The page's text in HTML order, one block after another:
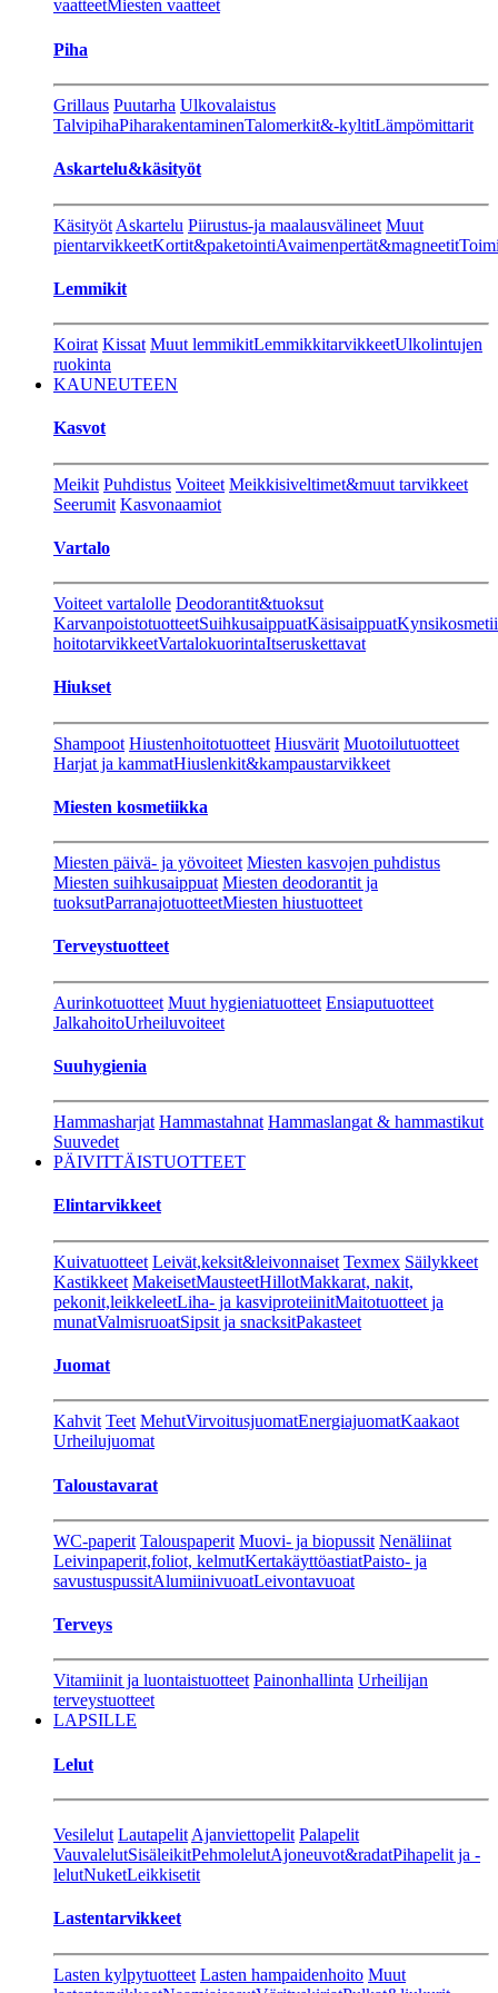
vaatteetMiesten vaatteet
Piha
Grillaus Puutarha Ulkovalaistus
TalvipihaPiharakentaminenTalomerkit&-kyltitLämpömittarit
Askartelu&käsityöt
Käsityöt Askartelu Piirustus-ja maalausvälineet Muut
pientarvikkeetKortit&paketointiAvaimenpertät&magneetit
Lemmikit
Koirat Kissat Muut lemmikitLemmikkitarvikkeetUlkolintujen
ruokinta
KAUNEUTEEN
Kasvot
Meikit Puhdistus Voiteet Meikkisiveltimet&muut tarvikkeet
Seerumit Kasvonaamiot
Vartalo
Voiteet vartalolle Deodorantit&tuoksut
KarvanpoistotuotteetSuihkusaippuatKäsisaippuat
hoitotarvikkeetVartalokuorintaItseruskettavat
Hiukset
Shampoot Hiustenhoitotuotteet Hiusvärit Muotoilutuotteet
Harjat ja kammatHiuslenkit&kampaustarvikkeet
Miesten kosmetiikka
Miesten päivä- ja yövoiteet Miesten kasvojen puhdistus
Miesten suihkusaippuat Miesten deodorantit ja
tuoksutParranajotuotteetMiesten hiustuotteet
Terveystuotteet
Aurinkotuotteet Muut hygieniatuotteet Ensiaputuotteet
JalkahoitoUrheiluvoiteet
Suuhygienia
Hammasharjat Hammastahnat Hammaslangat & hammastikut
Suuvedet
PÄIVITTÄISTUOTTEET
Elintarvikkeet
Kuivatuotteet Leivät,keksit&leivonnaiset Texmex Säilykkeet
Kastikkeet MakeisetMausteetHillotMakkarat, nakit,
pekonit,leikkeleetLiha- ja kasviproteiinitMaitotuotteet ja
munatValmisruoatSipsit ja snacksitPakasteet
Juomat
Kahvit Teet MehutVirvoitusjuomatEnergiajuomatKaakaot
Urheilujuomat
Taloustavarat
WC-paperit Talouspaperit Muovi- ja biopussit Nenäliinat
Leivinpaperit,foliot, kelmutKertakäyttöastiatPaisto- ja
savustuspussitAlumiinivuoatLeivontavuoat
Terveys
Vitamiinit ja luontaistuotteet Painonhallinta Urheilijan
terveystuotteet
LAPSILLE
Lelut
Vesilelut Lautapelit Ajanviettopelit Palapelit
VauvalelutSisäleikitPehmolelutAjoneuvot&radatPihapelit ja -
lelutNuketLeikkisetit
Lastentarvikkeet
Lasten kylpytuotteet Lasten hampaidenhoito Muut